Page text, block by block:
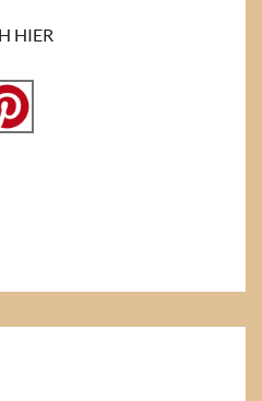
HIER